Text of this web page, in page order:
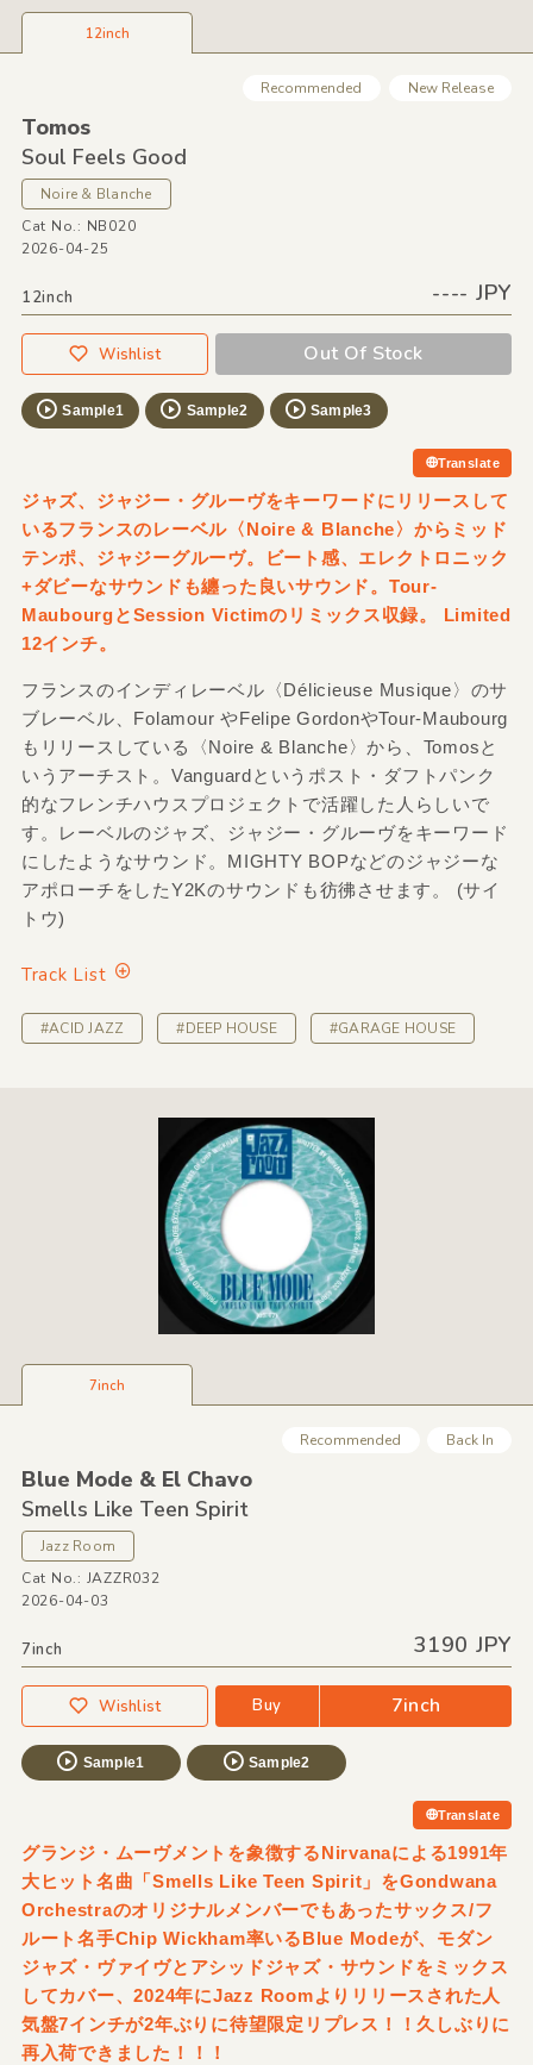
12inch
Recommended New Release
Tomos
Soul Feels Good
Noire & Blanche
Cat No.: NB020
2026-04-25
12inch ---- JPY
Wishlist Out Of Stock
Sample1 Sample2 Sample3
Translate
ジャズ、ジャジー・グルーヴをキーワードにリリースして
いるフランスのレーベル〈Noire & Blanche〉からミッド
テンポ、ジャジーグルーヴ。ビート感、エレクトロニック
+ダビーなサウンドも纏った良いサウンド。Tour-
MaubourgとSession Victimのリミックス収録。 Limited
12インチ。
フランスのインディレーベル〈Délicieuse Musique〉のサ
ブレーベル、Folamour やFelipe GordonやTour-Maubourg
もリリースしている〈Noire & Blanche〉から、Tomosと
いうアーチスト。Vanguardというポスト・ダフトパンク
的なフレンチハウスプロジェクトで活躍した人らしいで
す。レーベルのジャズ、ジャジー・グルーヴをキーワード
にしたようなサウンド。MIGHTY BOPなどのジャジーな
アポローチをしたY2Kのサウンドも彷彿させます。 (サイ
トウ)
Track List
#ACID JAZZ #DEEP HOUSE #GARAGE HOUSE
7inch
Recommended Back In
Blue Mode &El Chavo
Smells Like Teen Spirit
Jazz Room
Cat No.: JAZZR032
2026-04-03
7inch 3190 JPY
Wishlist Buy 7inch
Sample1 Sample2
Translate
グランジ・ムーヴメントを象徴するNirvanaによる1991年
大ヒット名曲「Smells Like Teen Spirit」をGondwana
Orchestraのオリジナルメンバーでもあったサックス/フ
ルート名手Chip Wickham率いるBlue Modeが、モダン
ジャズ・ヴァイヴとアシッドジャズ・サウンドをミックス
してカバー、2024年にJazz Roomよりリリースされた人
気盤7インチが2年ぶりに待望限定リプレス！！久しぶりに
再入荷できました！！！